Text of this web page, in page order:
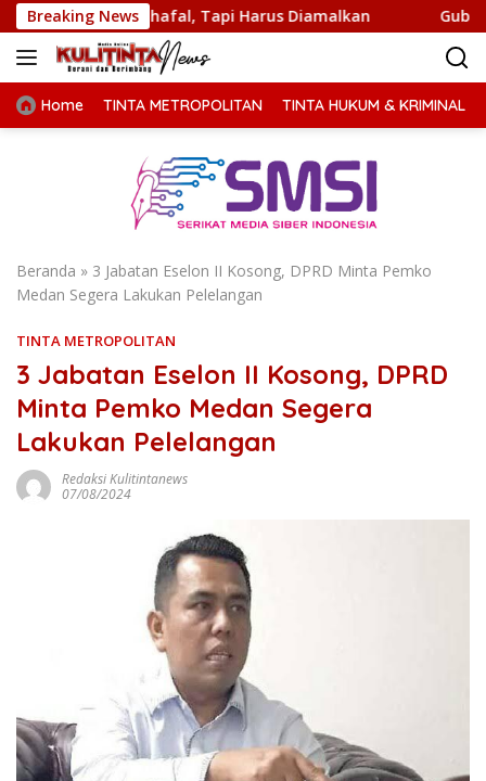
Langsung
ke
konten
Breaking News
Dihafal, Tapi Harus Diamalkan Gubernur Bobby
Home TINTA METROPOLITAN TINTA HUKUM & KRIMINAL
Beranda » 3 Jabatan Eselon II Kosong, DPRD Minta Pemko
Medan Segera Lakukan Pelelangan
TINTA METROPOLITAN
3 Jabatan Eselon II Kosong, DPRD
Minta Pemko Medan Segera
Lakukan Pelelangan
Redaksi Kulitintanews
07/08/2024